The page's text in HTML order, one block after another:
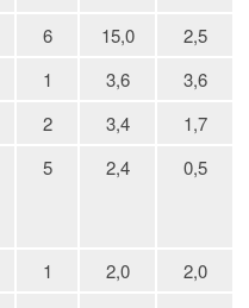
6 15,0
2,5
1 3,6
3,6
2 3,4
1,7
5 2,4 0,5
1 2,0
2,0